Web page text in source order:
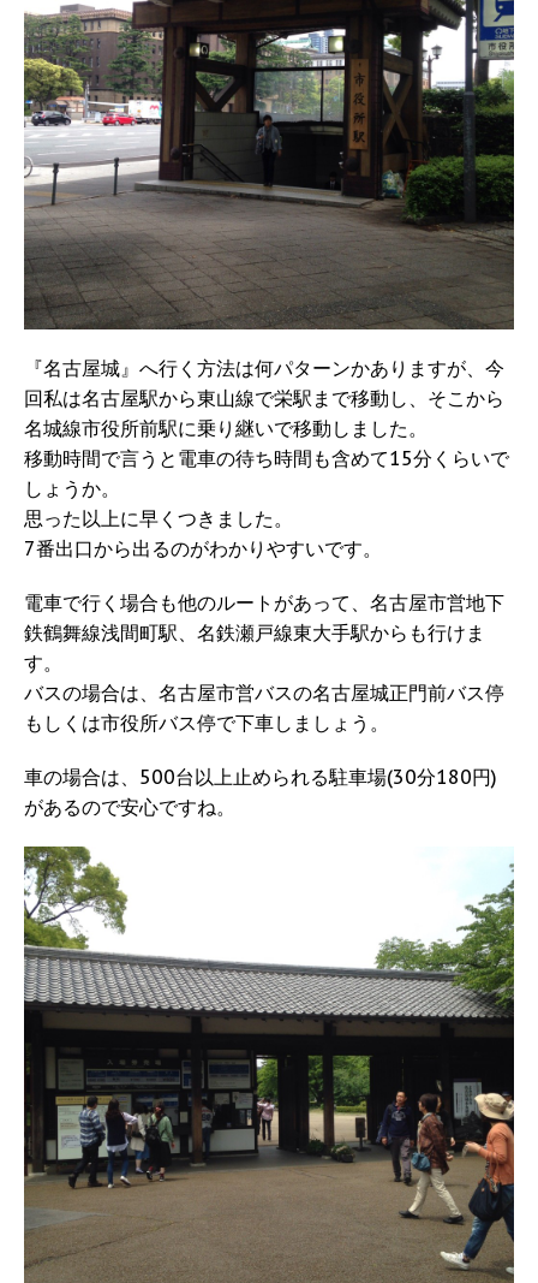
『名古屋城』へ行く方法は何パターンかありますが、今
回私は名古屋駅から東山線で栄駅まで移動し、そこから
名城線市役所前駅に乗り継いで移動しました。
移動時間で言うと電車の待ち時間も含めて15分くらいで
しょうか。
思った以上に早くつきました。
7番出口から出るのがわかりやすいです。
電車で行く場合も他のルートがあって、名古屋市営地下
鉄鶴舞線浅間町駅、名鉄瀬戸線東大手駅からも行けま
す。
バスの場合は、名古屋市営バスの名古屋城正門前バス停
もしくは市役所バス停で下車しましょう。
車の場合は、500台以上止められる駐車場(30分180円)
があるので安心ですね。